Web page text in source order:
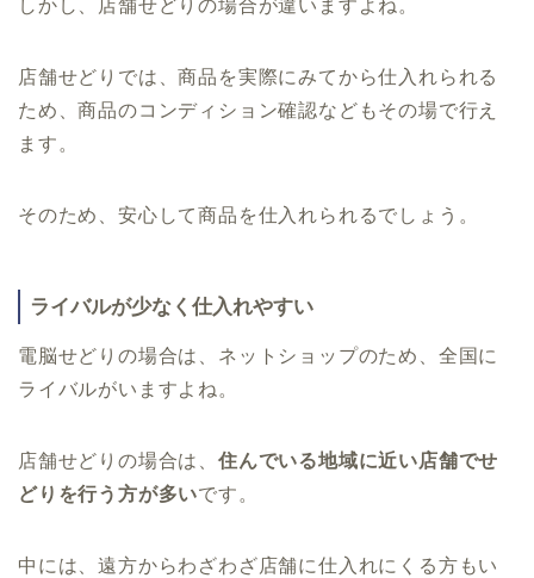
しかし、店舗せどりの場合が違いますよね。
店舗せどりでは、商品を実際にみてから仕入れられる
ため、商品のコンディション確認などもその場で行え
ます。
そのため、安心して商品を仕入れられるでしょう。
ライバルが少なく仕入れやすい
電脳せどりの場合は、ネットショップのため、全国に
ライバルがいますよね。
店舗せどりの場合は、 住んでいる地域に近い店舗でせ
どりを行う方が多いです。
中には、遠方からわざわざ店舗に仕入れにくる方もい